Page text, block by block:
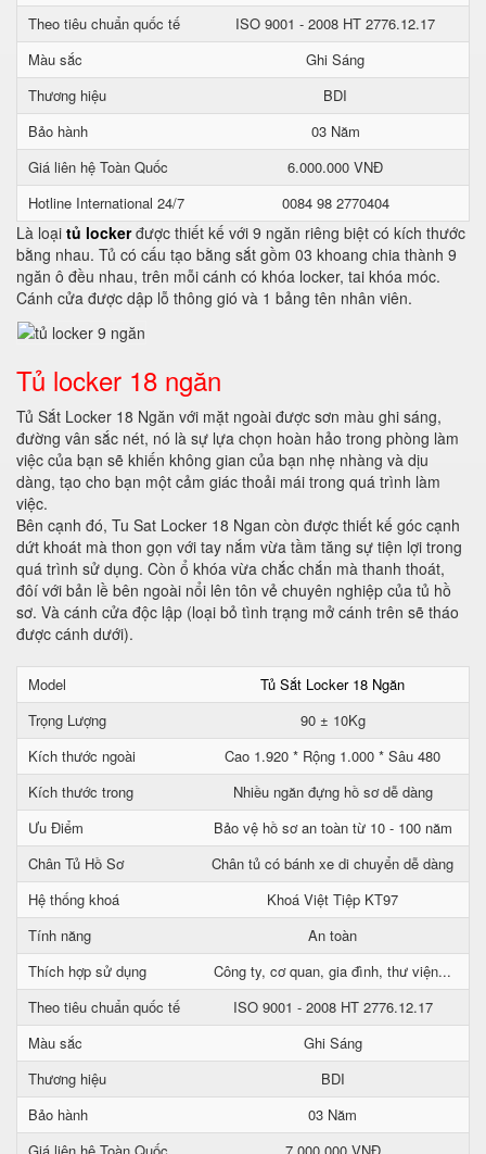
Theo tiêu chuẩn quốc tế
ISO 9001 - 2008 HT 2776.12.17
Màu sắc
Ghi Sáng
Thương hiệu
BDI
Bảo hành
03 Năm
Giá liên hệ Toàn Quốc
6.000.000 VNĐ
Hotline International 24/7
0084 98 2770404
Là loại tủ lockerđược thiết kế với 9 ngăn riêng biệt có kích thước
bằng nhau. Tủ có cấu tạo bằng sắt gồm 03 khoang chia thành 9
ngăn ô đều nhau, trên mỗi cánh có khóa locker, tai khóa móc.
Cánh cửa được dập lỗ thông gió và 1 bảng tên nhân viên.
Tủ locker 18 ngăn
Tủ Sắt Locker 18 Ngăn với mặt ngoài được sơn màu ghi sáng,
đường vân sắc nét, nó là sự lựa chọn hoàn hảo trong phòng làm
việc của bạn sẽ khiến không gian của bạn nhẹ nhàng và dịu
dàng, tạo cho bạn một cảm giác thoải mái trong quá trình làm
việc.
Bên cạnh đó, Tu Sat Locker 18 Ngan còn được thiết kế góc cạnh
dứt khoát mà thon gọn với tay nắm vừa tầm tăng sự tiện lợi trong
quá trình sử dụng. Còn ổ khóa vừa chắc chắn mà thanh thoát,
đôí với bản lề bên ngoài nổi lên tôn vẻ chuyên nghiệp của tủ hồ
sơ. Và cánh cửa độc lập (loại bỏ tình trạng mở cánh trên sẽ tháo
được cánh dưới).
Model
Tủ Sắt Locker 18 Ngăn
Trọng Lượng
90 ± 10Kg
Kích thước ngoài
Cao 1.920 * Rộng 1.000 * Sâu 480
Kích thước trong
Nhiều ngăn đựng hồ sơ dễ dàng
Ưu Điểm
Bảo vệ hồ sơ an toàn từ 10 - 100 năm
Chân Tủ Hồ Sơ
Chân tủ có bánh xe di chuyển dễ dàng
Hệ thống khoá
Khoá Việt Tiệp KT97
Tính năng
An toàn
Thích hợp sử dụng
Công ty, cơ quan, gia đình, thư viện...
Theo tiêu chuẩn quốc tế
ISO 9001 - 2008 HT 2776.12.17
Màu sắc
Ghi Sáng
Thương hiệu
BDI
Bảo hành
03 Năm